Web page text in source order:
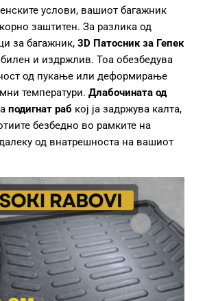
услови, вашиот багажник
заштитен. За разлика од
за багажник, 3D Патосник за Гепек
и издржлив. Тоа обезбедува
од пукање или деформирање
температури. Длабочината од
подигнат раб кој ја задржува калта,
безбедно во рамките на
од внатрешноста на вашиот